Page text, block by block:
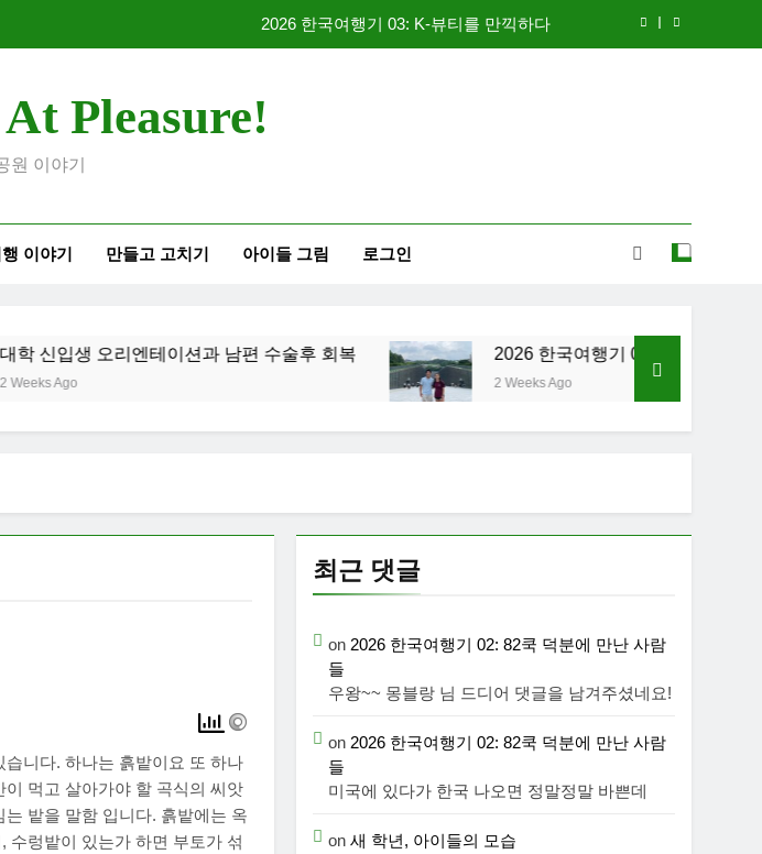
2026 한국여행기 03: K-뷰티를 만끽하다
2026 한국여행기 02: 82쿡 덕분에 만난 사람들
대학 신입생 오리엔테이션과 남편 수술후 회복
Pleasure!
원 이야기
이야기 만들고 고치기 아이들 그림 로그인
신입생 오리엔테이션과 남편 수술후 회복
Ago
2026 한국여행기 02: 82쿡 덕분에 만
2 Weeks Ago
니다. 하나는 흙밭이요 또 하나
먹고 살아가야 할 곡식의 씨앗
밭을 말함 입니다. 흙밭에는 옥
수렁밭이 있는가 하면 부토가 섞
최근 댓글
on 2026 한국여행기 02: 82쿡 덕분에 만난 사람
들
우왕~~ 몽블랑 님 드디어 댓글을 남겨주셨네요!
on 2026 한국여행기 02: 82쿡 덕분에 만난 사람
들
미국에 있다가 한국 나오면 정말정말 바쁜데
on 새 학년, 아이들의 모습